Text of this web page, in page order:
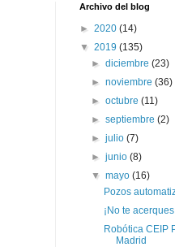
Archivo del blog
► 2020 (14)
▼ 2019 (135)
►diciembre(23)
►noviembre(36)
►octubre(11)
►septiembre(2)
►julio(7)
►junio(8)
▼mayo(16)
Pozos
¡No te
Robótica CEIP
Madrid